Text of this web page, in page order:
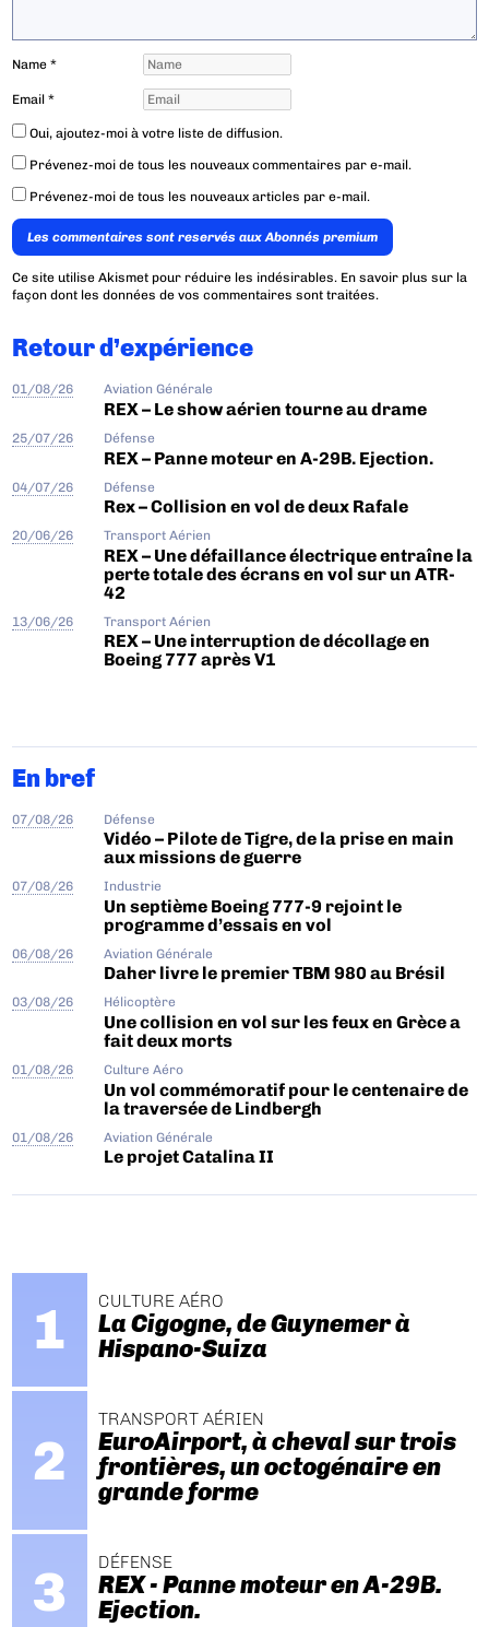
Name*
Email*
Oui, ajoutez-moi à votre liste de diffusion.
Prévenez-moi de tous les nouveaux commentaires par e-mail.
Prévenez-moi de tous les nouveaux articles par e-mail.
Les commentaires sont reservés aux Abonnés premium
Ce site utilise Akismet pour réduire les indésirables. En savoir plus sur la
façon dont les données de vos commentaires sont traitées.
Retour d’expérience
01/08/26 Aviation Générale
REX – Le show aérien tourne au drame
25/07/26 Défense
REX – Panne moteur en A-29B. Ejection.
04/07/26 Défense
Rex – Collision en vol de deux Rafale
20/06/26 Transport Aérien
REX – Une défaillance électrique entraîne la
perte totale des écrans en vol sur un ATR-
42
13/06/26 Transport Aérien
REX – Une interruption de décollage en
Boeing 777 après V1
En bref
07/08/26 Défense
Vidéo – Pilote de Tigre, de la prise en main
aux missions de guerre
07/08/26 Industrie
Un septième Boeing 777-9 rejoint le
programme d’essais en vol
06/08/26 Aviation Générale
Daher livre le premier TBM 980 au Brésil
03/08/26 Hélicoptère
Une collision en vol sur les feux en Grèce a
fait deux morts
01/08/26 Culture Aéro
Un vol commémoratif pour le centenaire de
la traversée de Lindbergh
01/08/26 Aviation Générale
Le projet Catalina II
CULTURE AÉRO
La Cigogne, de Guynemer à
Hispano-Suiza
TRANSPORT AÉRIEN
EuroAirport, à cheval sur trois
frontières, un octogénaire en
grande forme
DÉFENSE
REX - Panne moteur en A-29B.
Ejection.